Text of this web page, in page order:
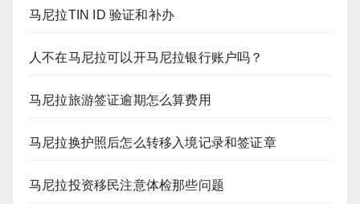
马尼拉TIN ID 验证和补办
人不在马尼拉可以开马尼拉银行账户吗？
马尼拉旅游签证逾期怎么算费用
马尼拉换护照后怎么转移入境记录和签证章
马尼拉投资移民注意体检那些问题